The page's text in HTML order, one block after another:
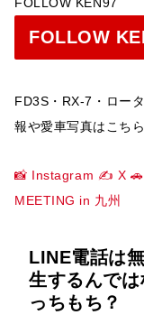
FOLLOW
FD3S・RX-7・ロー
報や愛車写真はこちら
📸 Instagram ✍️ X
MEETING in 九州
LINE電話は
生するんで
っちもち？